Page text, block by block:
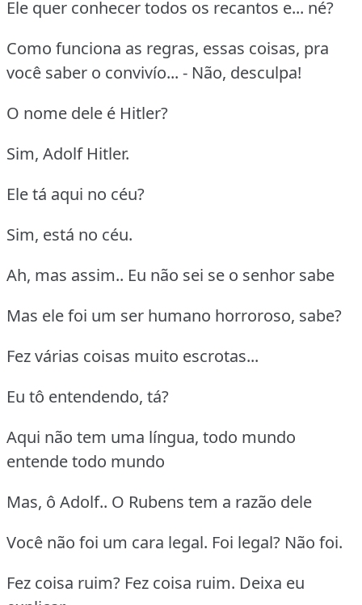
Ele quer conhecer todos os recantos e... né?
Como funciona as regras, essas coisas, pra
você saber o convivío... - Não, desculpa!
O nome dele é Hitler?
Sim, Adolf Hitler.
Ele tá aqui no céu?
Sim, está no céu.
Ah, mas assim.. Eu não sei se o senhor sabe
Mas ele foi um ser humano horroroso, sabe?
Fez várias coisas muito escrotas...
Eu tô entendendo, tá?
Aqui não tem uma língua, todo mundo
entende todo mundo
Mas, ô Adolf.. O Rubens tem a razão dele
Você não foi um cara legal. Foi legal? Não foi.
Fez coisa ruim? Fez coisa ruim. Deixa eu